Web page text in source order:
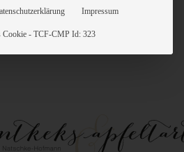
Impressum
Cookie - TCF-CMP Id: 323